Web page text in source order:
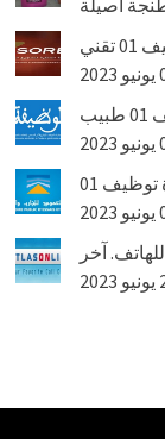
الشركة الملكية لتشجيع الفرس: مباراة توظيف 01 تقني
جماعة اكوراي – إقليم الحاجب: مباراة توظيف 01 طبيب
المختبر العمومي للتجارب والدراسات: مباراة توظيف 01
12 مستشارا للهاتف. آخر